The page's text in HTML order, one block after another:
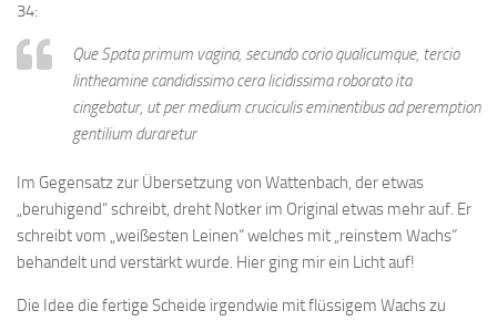
34:
Que Spata primum vagina, secundo corio qualicumque, tercio
lintheamine candidissimo cera licidissima roborato ita
cingebatur, ut per medium cruciculis eminentibus ad peremption
gentilium duraretur
Im Gegensatz zur Übersetzung von Wattenbach, der etwas
„beruhigend“ schreibt, dreht Notker im Original etwas mehr auf. Er
schreibt vom „weißesten Leinen“ welches mit „reinstem Wachs“
behandelt und verstärkt wurde. Hier ging mir ein Licht auf!
Die Idee die fertige Scheide irgendwie mit flüssigem Wachs zu